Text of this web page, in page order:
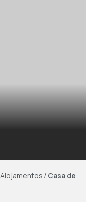
Alojamentos / Casa de